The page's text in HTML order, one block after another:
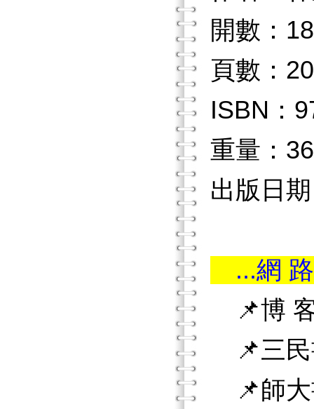
開數：18
頁數：
ISBN：
重量：
出版日
...網
📌博
📌三民
📌師大